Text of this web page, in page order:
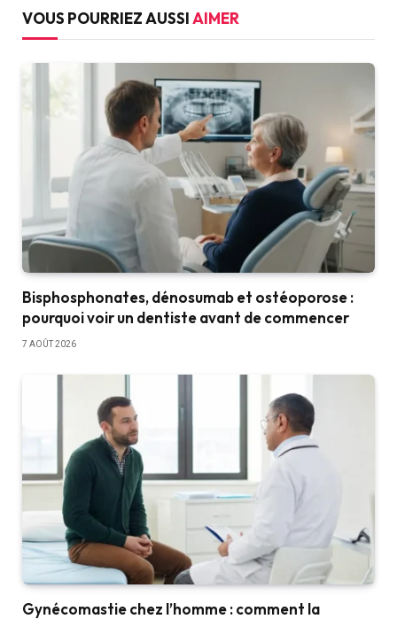
VOUS POURRIEZ AUSSIAIMER
Bisphosphonates, dénosumab et ostéoporose :
pourquoi voir un dentiste avant de commencer
7 AOÛT 2026
Gynécomastie chez l’homme : comment la